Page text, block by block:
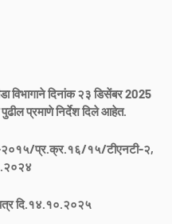
विभागाने दिनांक २३ डिसेंबर 2025
प्रमाणे निर्देश दिले आहेत.
२०१५/प्र.क्र.१६/१५/टीएनटी-२,
दि.१४.१०.२०२५